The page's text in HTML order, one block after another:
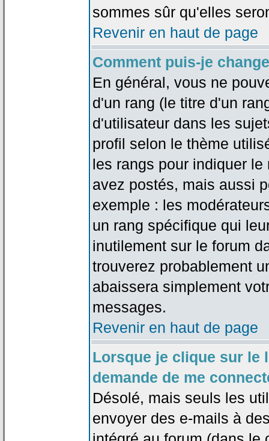
sommes sûr qu'elles
Revenir en haut de page
Comment puis-je
En général, vous ne
d'un rang (le titre d'un
d'utilisateur dans les
profil selon le thème
les rangs pour indiquer
avez postés, mais aussi
exemple : les
un rang spécifique qui
inutilement sur le forum
trouverez probablement
abaissera simplement
messages.
Revenir en haut de page
Lorsque je clique sur le
demande de me
Désolé, mais seuls les
envoyer des e-mails à